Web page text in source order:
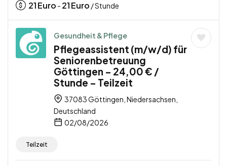
21Euro - 21Euro / Stunde
Gesundheit & Pflege
Pflegeassistent (m/w/d) für
Seniorenbetreuung
Göttingen – 24,00 € /
Stunde – Teilzeit
37083 Göttingen, Niedersachsen,
Deutschland
02/08/2026
Teilzeit